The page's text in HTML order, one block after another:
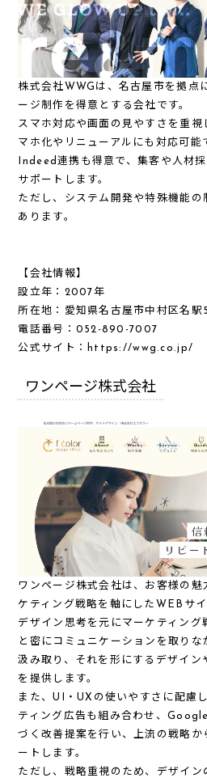
株式会社WWGは、名古屋市を拠点
ージ制作 を得意とする会社です。
スマホ対応や画面の見やすさを重視
マホ化やリニューアルにも対応可能
Indeed連携も得意で、集客や人材
サポートします。
ただし、システム開発や特殊機能の
あります。
【会社情報】
設立年： 2007年
所在地：
愛知県名古屋市中村区名
電話番号： 052-890-7007
公式サイト：
https://wwg.co.jp/
ワンページ株式会社
ワンページ株式会社は、お客様の魅
ケティング戦略を軸にしたWEBサ
デザイン思考を元にマーケティング
と密にコミュニケーションを取りな
汲み取り、それを形にするデザイン
を提供します。
また、UI・UXの使いやすさに配慮
ティング広告 も組み合わせ、
づく改善提案を行い、上流の戦略か
ートします。
ただし、戦略重視のため、デザイ